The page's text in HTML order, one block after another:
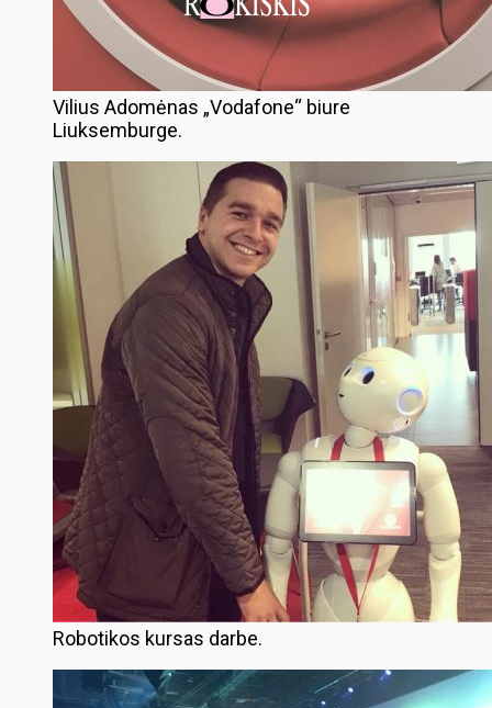
Vilius Adomėnas „Vodafone“ biure
Liuksemburge.
Robotikos kursas darbe.